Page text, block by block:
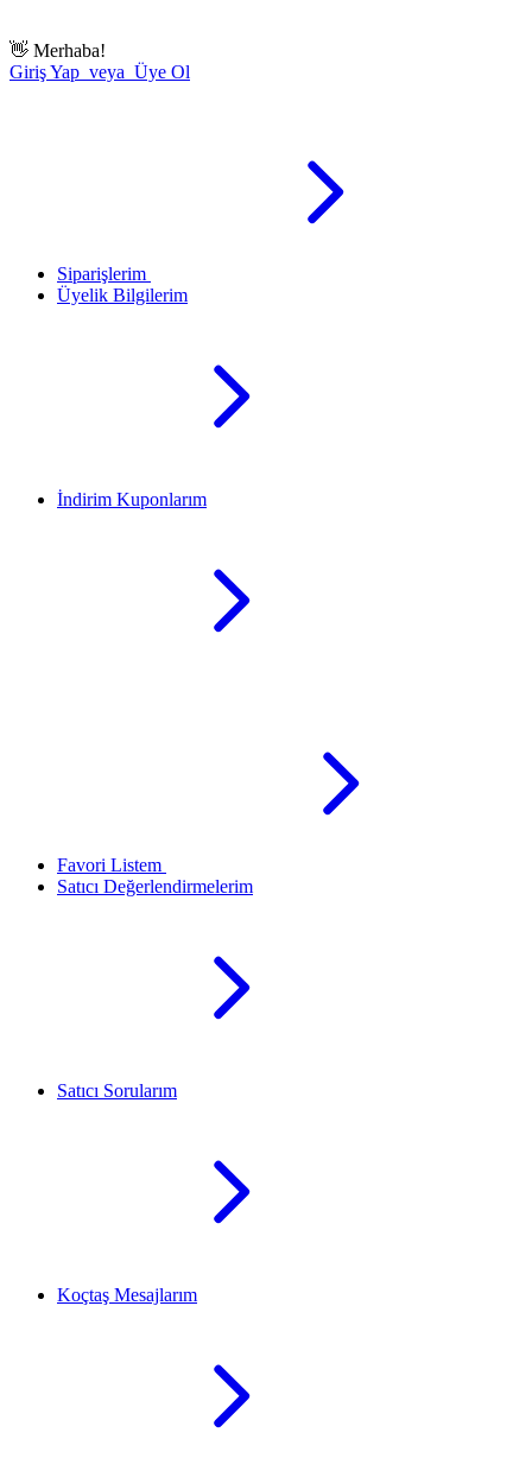
👋 Merhaba!
Giriş Yap veya Üye Ol
Siparişlerim
Üyelik Bilgilerim
İndirim Kuponlarım
Favori Listem
Satıcı Değerlendirmelerim
Satıcı Sorularım
Koçtaş Mesajlarım